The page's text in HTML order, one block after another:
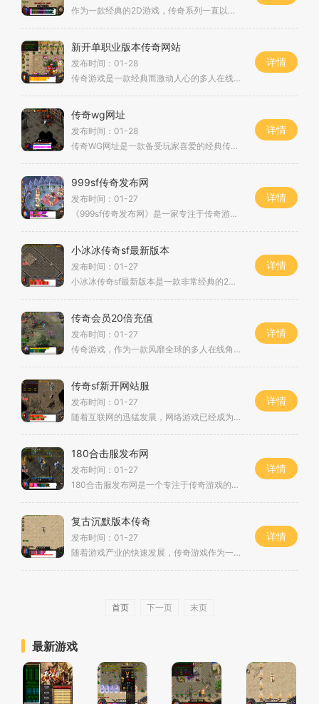
作为一款经典的2D游戏，传奇系列一直以其独特的玩法和丰富的内容吸引着众多玩家的关注。而《万劫连击传奇版本》作为一款经典传奇的重制之作，更是给玩家们带来了全新的游戏体验
新开单职业版本传奇网站
发布时间：01-28
传奇游戏是一款经典而激动人心的多人在线角色扮演游戏。多年来，它一直受到许多游戏爱好者的喜爱和追捧。而今天，我们要介绍的是一款新开的单职业版本传奇网站。该网站为玩家
详情
传奇wg网址
发布时间：01-28
传奇WG网址是一款备受玩家喜爱的经典传奇私服游戏。作为一款老牌的传奇私服，它不仅延续了传奇系列的经典元素，还在游戏玩法上进行了创新和优化，为玩家们呈现出了一个全新的传
详情
999sf传奇发布网
发布时间：01-27
《999sf传奇发布网》是一家专注于传奇游戏的2D游戏平台，为玩家提供最热门的传奇游戏版本。传奇系列游戏始于上世纪90年代，以其创新的角色扮演和万人在线的特点，成为当时最受欢
详情
小冰冰传奇sf最新版本
发布时间：01-27
小冰冰传奇sf最新版本是一款非常经典的2D游戏，它是一款融合了角色扮演元素的传奇游戏。传奇系列一直以来在游戏界都有着很高的人气，而小冰冰传奇sf作为最新版本，更是吸引了大
详情
传奇会员20倍充值
发布时间：01-27
传奇游戏，作为一款风靡全球的多人在线角色扮演游戏，以其独特的玩法和精彩的剧情受到了广大玩家的热爱。游戏推出了全新的活动——“传奇会员20倍充值”，为玩家带来了更多福利
详情
传奇sf新开网站服
发布时间：01-27
随着互联网的迅猛发展，网络游戏已经成为现代人休闲娱乐的重要方式之一。而传奇SF游戏由于其独特的玩法和精彩的故事情节备受玩家的喜爱。随着传奇SF新开网站服的出现，越来越多
详情
180合击服发布网
发布时间：01-27
180合击服发布网是一个专注于传奇游戏的网站，为玩家们提供了一个全新的2D游戏体验。作为一款经典的角色扮演游戏，传奇一直以来都备受玩家喜爱，而这个合击服的发布更是为传奇游
详情
复古沉默版本传奇
发布时间：01-27
随着游戏产业的快速发展，传奇游戏作为一类经典的2D角色扮演游戏深受玩家喜爱。而今，传奇游戏在保持经典的基础上也不断进行创新，带给玩家崭新的游戏体验。《复古沉默版本传奇
详情
首页 下一页 末页
最新游戏